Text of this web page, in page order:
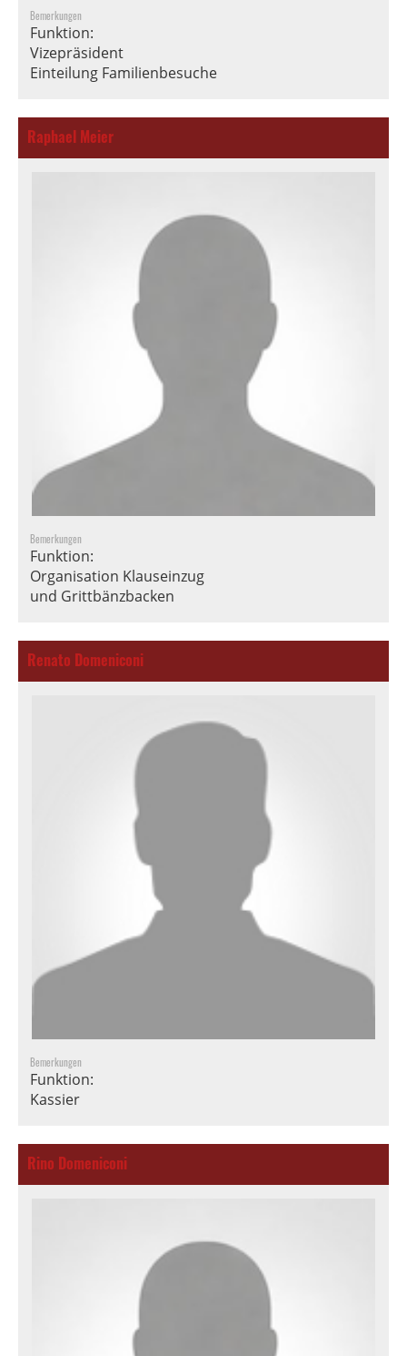
Bemerkungen
Funktion:
Vizepräsident
Einteilung Familienbesuche
Raphael Meier
Bemerkungen
Funktion:
Organisation Klauseinzug
und Grittbänzbacken
Renato Domeniconi
Bemerkungen
Funktion:
Kassier
Rino Domeniconi